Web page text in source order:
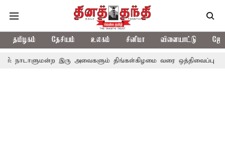
தமிழகம் தேசியம் உலகம் சினிமா விளையாட்டு
இரு அவைகளும் திங்கள்கிழமை வரை ஒத்திவைப்பு டாஸ்மாக்